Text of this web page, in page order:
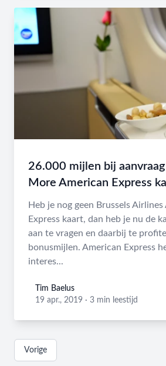
26.000 mijlen bij
More American Express
Heb je nog geen Brussels Airlines
Express kaart, dan heb je nu de
aan te vragen en daarbij te
bonusmijlen. American Express
interes...
Tim Baelus
Tim Baelus
19 apr., 2019 · 3 min leestijd
Vorige